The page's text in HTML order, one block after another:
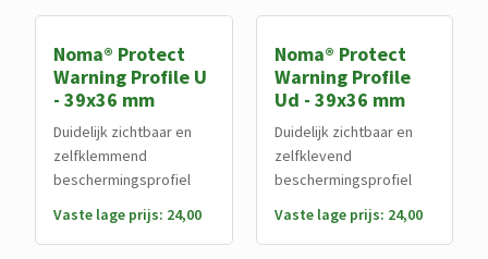
Noma® Protect
Warning Profile U
- 39x36 mm
Duidelijk zichtbaar en
zelfklemmend
beschermingsprofiel
Vaste lage prijs: 24,00
Noma® Protect
Warning Profile
Ud - 39x36 mm
Duidelijk zichtbaar en
zelfklevend
beschermingsprofiel
Vaste lage prijs: 24,00